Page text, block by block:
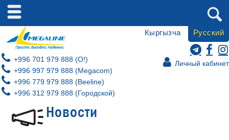
Личный кабинет
+996 701 979 888 (O!)
+996 997 979 888 (Megacom)
+996 779 979 888 (Beeline)
+996 312 979 888 (Городской)
Кыргызча Русский
Новости